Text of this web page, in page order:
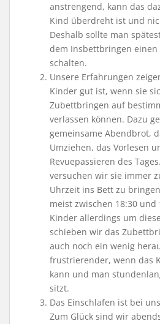
anstrengend, kann das
Kind überdreht ist und
Deshalb sollte man
dem Insbettbringen einen
schalten.
Unsere Erfahrungen
Kinder gut ist, wenn sie
Zubettbringen auf
verlassen können. Dazu
gemeinsame Abendbrot,
Umziehen, das Vorlesen
Revuepassieren des
versuchen wir sie immer
Uhrzeit ins Bett zu
meist zwischen 18:30 und
Kinder allerdings um
schieben wir das
auch noch ein wenig
frustrierender, wenn das
kann und man
sitzt.
Das Einschlafen ist bei
Zum Glück sind wir